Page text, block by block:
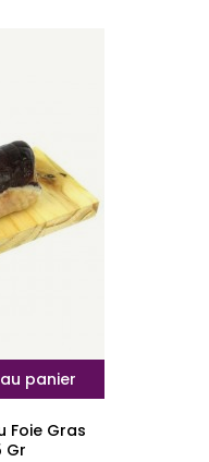
panier
Foie Gras
Gr